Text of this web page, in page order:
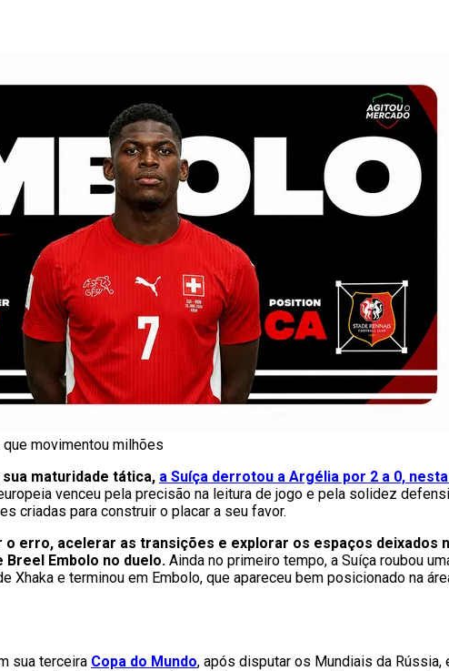
movimentou milhões
maturidade tática, a Suíça derrotou a Argélia por 2 a 0,
venceu pela precisão na leitura de jogo e pela solidez
criadas para construir o placar a seu favor.
o erro, acelerar as transições e explorar os espaços deixados
Embolo no duelo. Ainda no primeiro tempo, a Suíça roubou
Xhaka e terminou em Embolo, que apareceu bem posicionado na
sua terceira Copa do Mundo, após disputar os Mundiais da Rússia,